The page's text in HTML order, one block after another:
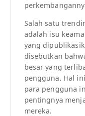
Salah satu
adalah isu
yang
disebutkan
besar yang
pengguna. Hal
para pengguna
pentingnya
mereka.